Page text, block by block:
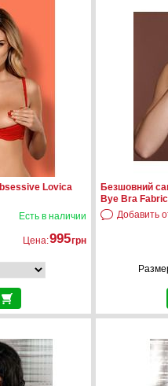
Lovica
Есть в наличии
Цена:995грн
Безшовний
Bye Bra
Добавить